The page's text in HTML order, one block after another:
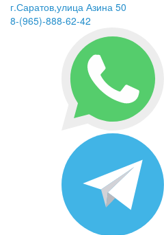
г.Саратов,улица Азина 50
8-(965)-888-62-42